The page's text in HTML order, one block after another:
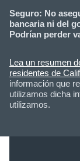
Seguro: No
bancaria ni del
Podrían perder
Lea un resumen
residentes de
información que
utilizamos dicha
utilizamos.